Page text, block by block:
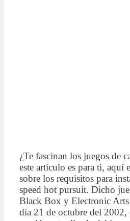
¿Te fascinan los juegos de
este artículo es para ti, aquí
sobre los requisitos para
speed hot pursuit. Dicho
Black Box y Electronic
día 21 de octubre del 2002,